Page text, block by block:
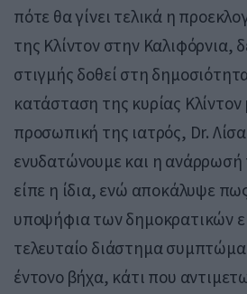
πότε θα γίνει τελικά η
της Κλίντον στην Καλιφόρνια,
στιγμής δοθεί στη
κατάσταση της κυρίας Κλίντον
προσωπική της ιατρός, Dr.
ενυδατώνουμε και η ανάρρωσή
είπε η ίδια, ενώ αποκάλυψε
υποψήφια των δημοκρατικών
τελευταίο διάστημα
έντονο βήχα, κάτι που